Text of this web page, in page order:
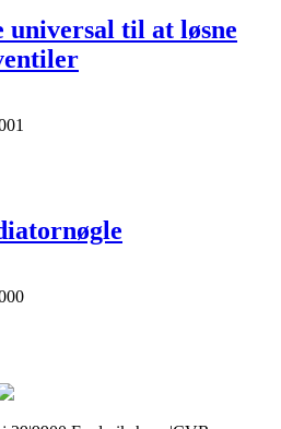
universal til at løsne